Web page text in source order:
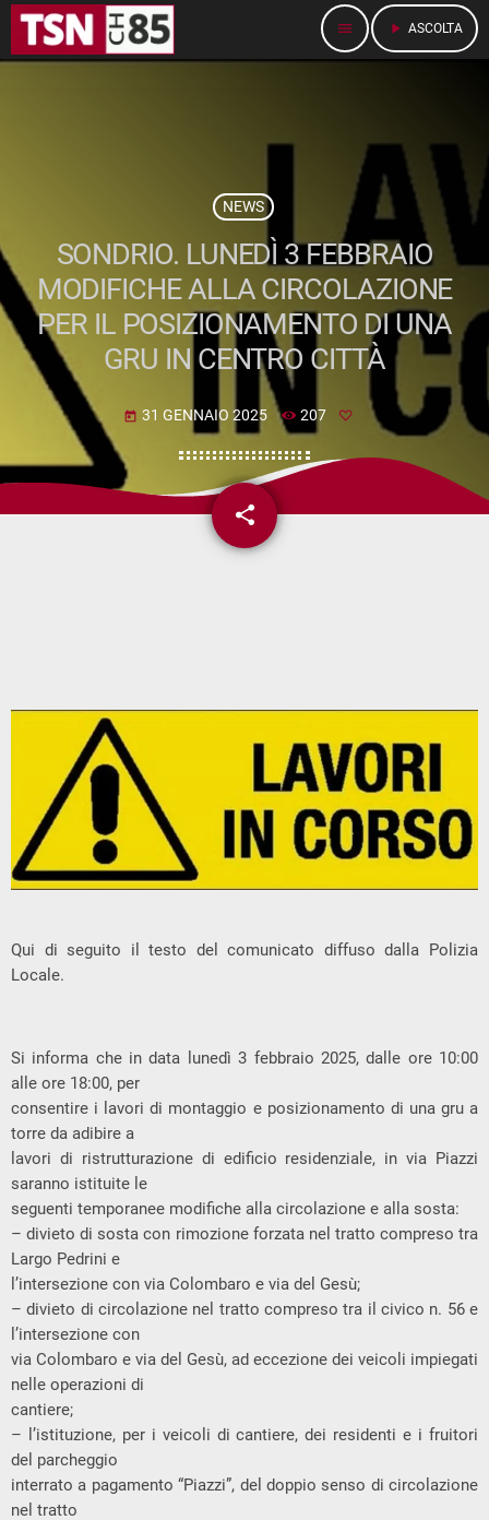
menu play_arrow ASCOLTA
NEWS
SONDRIO. LUNEDÌ 3 FEBBRAIO
MODIFICHE ALLA CIRCOLAZIONE
PER IL POSIZIONAMENTO DI UNA
GRU IN CENTRO CITTÀ
today 31 GENNAIO 2025 207
share
email
Qui di seguito il testo del comunicato diffuso dalla Polizia
Locale.
Si informa che in data lunedì 3 febbraio 2025, dalle ore 10:00
alle ore 18:00, per
consentire i lavori di montaggio e posizionamento di una gru a
torre da adibire a
lavori di ristrutturazione di edificio residenziale, in via Piazzi
saranno istituite le
seguenti temporanee modifiche alla circolazione e alla sosta:
– divieto di sosta con rimozione forzata nel tratto compreso tra
Largo Pedrini e
l’intersezione con via Colombaro e via del Gesù;
– divieto di circolazione nel tratto compreso tra il civico n. 56 e
l’intersezione con
via Colombaro e via del Gesù, ad eccezione dei veicoli impiegati
nelle operazioni di
cantiere;
– l’istituzione, per i veicoli di cantiere, dei residenti e i fruitori
del parcheggio
interrato a pagamento “Piazzi”, del doppio senso di circolazione
nel tratto